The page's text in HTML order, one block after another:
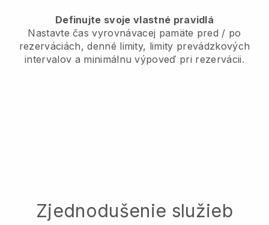
Definujte svoje vlastné pravidlá
Nastavte čas vyrovnávacej pamäte pred / po
rezerváciách, denné limity, limity prevádzkových
intervalov a minimálnu výpoveď pri rezervácii.
Zjednodušenie služieb